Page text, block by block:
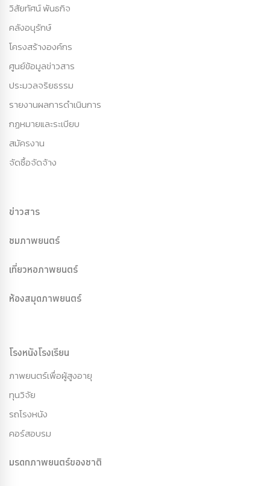
วิสัยทัศน์ พันธกิจ
คลังอนุรักษ์
โครงสร้างองค์กร
ศูนย์ข้อมูลข่าวสาร
ประมวลจริยธรรม
รายงานผลการดำเนินการ
กฏหมายและระเบียบ
สมัครงาน
จัดซื้อจัดจ้าง
ข่าวสาร
ชมภาพยนตร์
เที่ยวหอภาพยนตร์
ห้องสมุดภาพยนตร์
โรงหนังโรงเรียน
ภาพยนตร์เพื่อผู้สูงอายุ
ทุนวิจัย
รถโรงหนัง
คอร์สอบรม
มรดกภาพยนตร์ของชาติ